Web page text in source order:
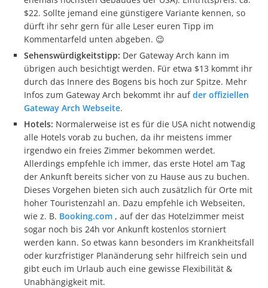
$22. Sollte jemand eine günstigere Variante kennen, so
dürft ihr sehr gern für alle Leser euren Tipp im
Kommentarfeld unten abgeben. 😉
Sehenswürdigkeitstipp: Der Gateway Arch kann im
übrigen auch besichtigt werden. Für etwa $13 kommt ihr
durch das Innere des Bogens bis hoch zur Spitze. Mehr
Infos zum Gateway Arch bekommt ihr aufder offiziellen
Gateway Arch Webseite.
Hotels: Normalerweise ist es für die USA nicht notwendig
alle Hotels vorab zu buchen, da ihr meistens immer
irgendwo ein freies Zimmer bekommen werdet.
Allerdings empfehle ich immer, das erste Hotel am Tag
der Ankunft bereits sicher von zu Hause aus zu buchen.
Dieses Vorgehen bieten sich auch zusätzlich für Orte mit
hoher Touristenzahl an. Dazu empfehle ich Webseiten,
wie z. B. Booking.com , auf der das Hotelzimmer meist
sogar noch bis 24h vor Ankunft kostenlos storniert
werden kann. So etwas kann besonders im Krankheitsfall
oder kurzfristiger Planänderung sehr hilfreich sein und
gibt euch im Urlaub auch eine gewisse Flexibilität &
Unabhängigkeit mit.